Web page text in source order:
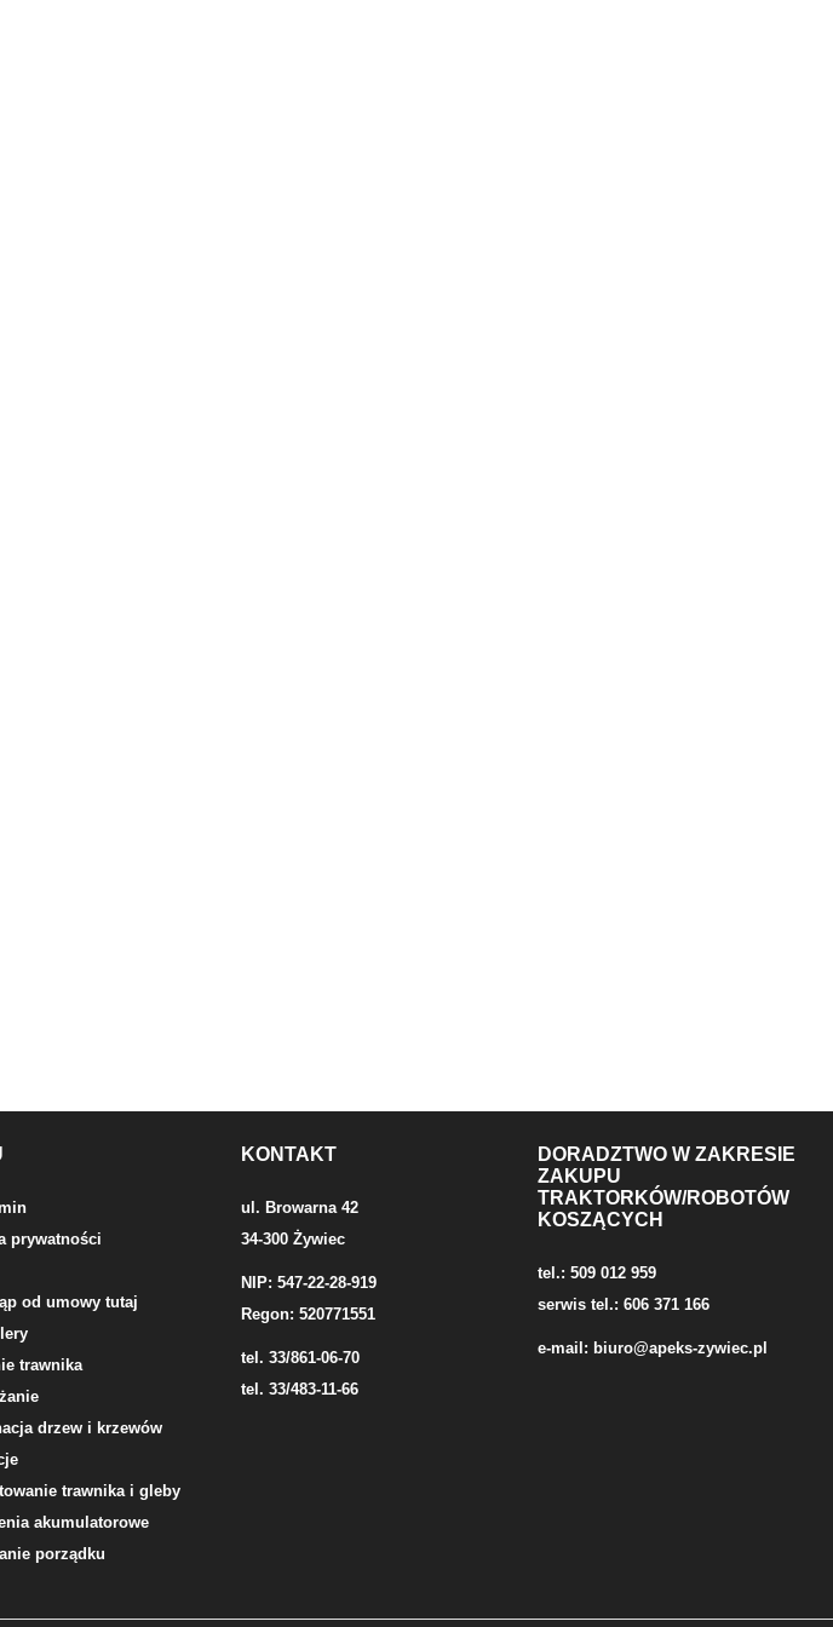
prywatności
od umowy tutaj
trawnika
drzew i krzewów
trawnika i gleby
akumulatorowe
porządku
KONTAKT
ul. Browarna 42
34-300 Żywiec
NIP: 547-22-28-919
Regon: 520771551
tel. 33/861-06-70
tel. 33/483-11-66
DORADZTWO W ZAKRESIE
ZAKUPU
TRAKTORKÓW/ROBOTÓW
KOSZĄCYCH
tel.: 509 012 959
serwis tel.: 606 371 166
e-mail: biuro@apeks-zywiec.pl